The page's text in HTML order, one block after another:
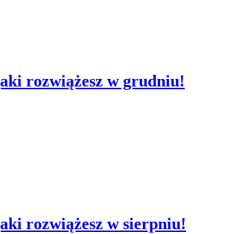
rozwiążesz w grudniu!
rozwiążesz w sierpniu!